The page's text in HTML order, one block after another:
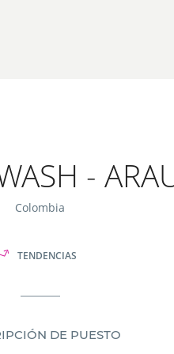
-
Colombia
TENDENCIAS
DE PUESTO